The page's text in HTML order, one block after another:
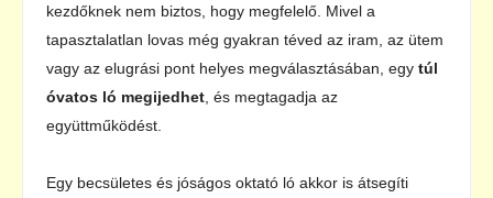
kezdőknek nem biztos, hogy megfelelő. Mivel a
tapasztalatlan lovas még gyakran téved az iram, az ütem
vagy az elugrási pont helyes megválasztásában, egy túl
óvatos ló megijedhet , és megtagadja az
együttműködést.
Egy becsületes és jóságos oktató ló akkor is átsegíti